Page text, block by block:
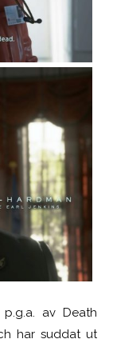
av Death
har suddat ut